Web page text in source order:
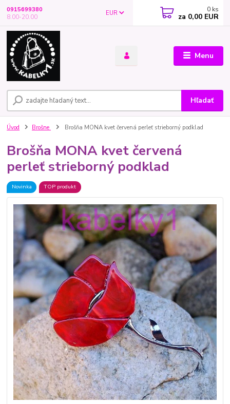
Menu
EUR
Hľadať
0915699380
8.00-20.00
0 ks
za 0,00 EUR
Úvod Brošne Brošňa MONA kvet červená perleť strieborný podklad
Brošňa MONA kvet červená
perleť strieborný podklad
Novinka TOP produkt